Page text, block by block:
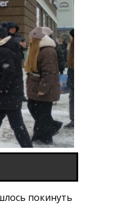
покинуть